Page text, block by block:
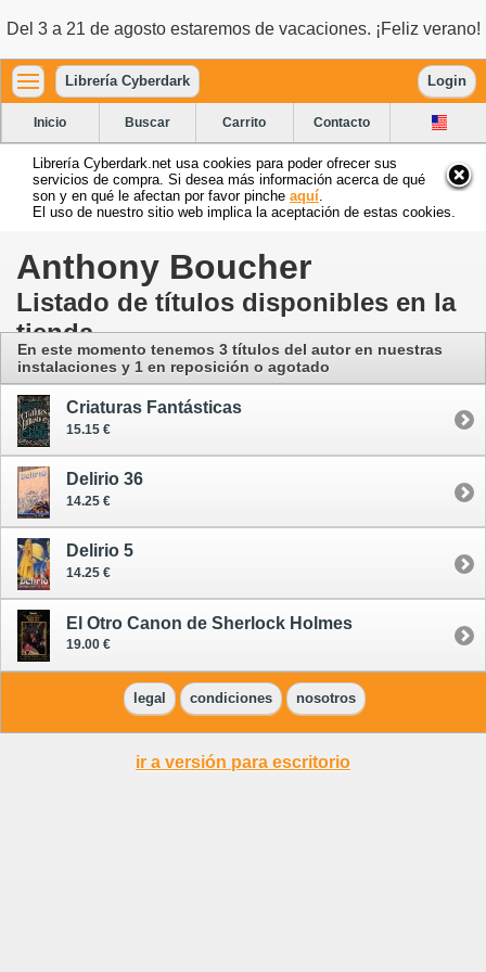
Del 3 a 21 de agosto estaremos de vacaciones. ¡Feliz verano!
Librería Cyberdark Login
Inicio Buscar Carrito Contacto
Librería Cyberdark.net usa cookies para poder ofrecer sus
servicios de compra. Si desea más información acerca de qué
son y en qué le afectan por favor pinche aquí
El uso de nuestro sitio web implica la aceptación de estas cookies.
Anthony Boucher
Listado de títulos disponibles en la
tienda
En este momento tenemos 3 títulos del autoren nuestras
instalaciones y 1 en reposición o agotado
Criaturas Fantásticas
15.15 €
Delirio 36
14.25 €
Delirio 5
14.25 €
El Otro Canon de Sherlock Holmes
19.00 €
legal condiciones nosotros
ir a versión para escritorio